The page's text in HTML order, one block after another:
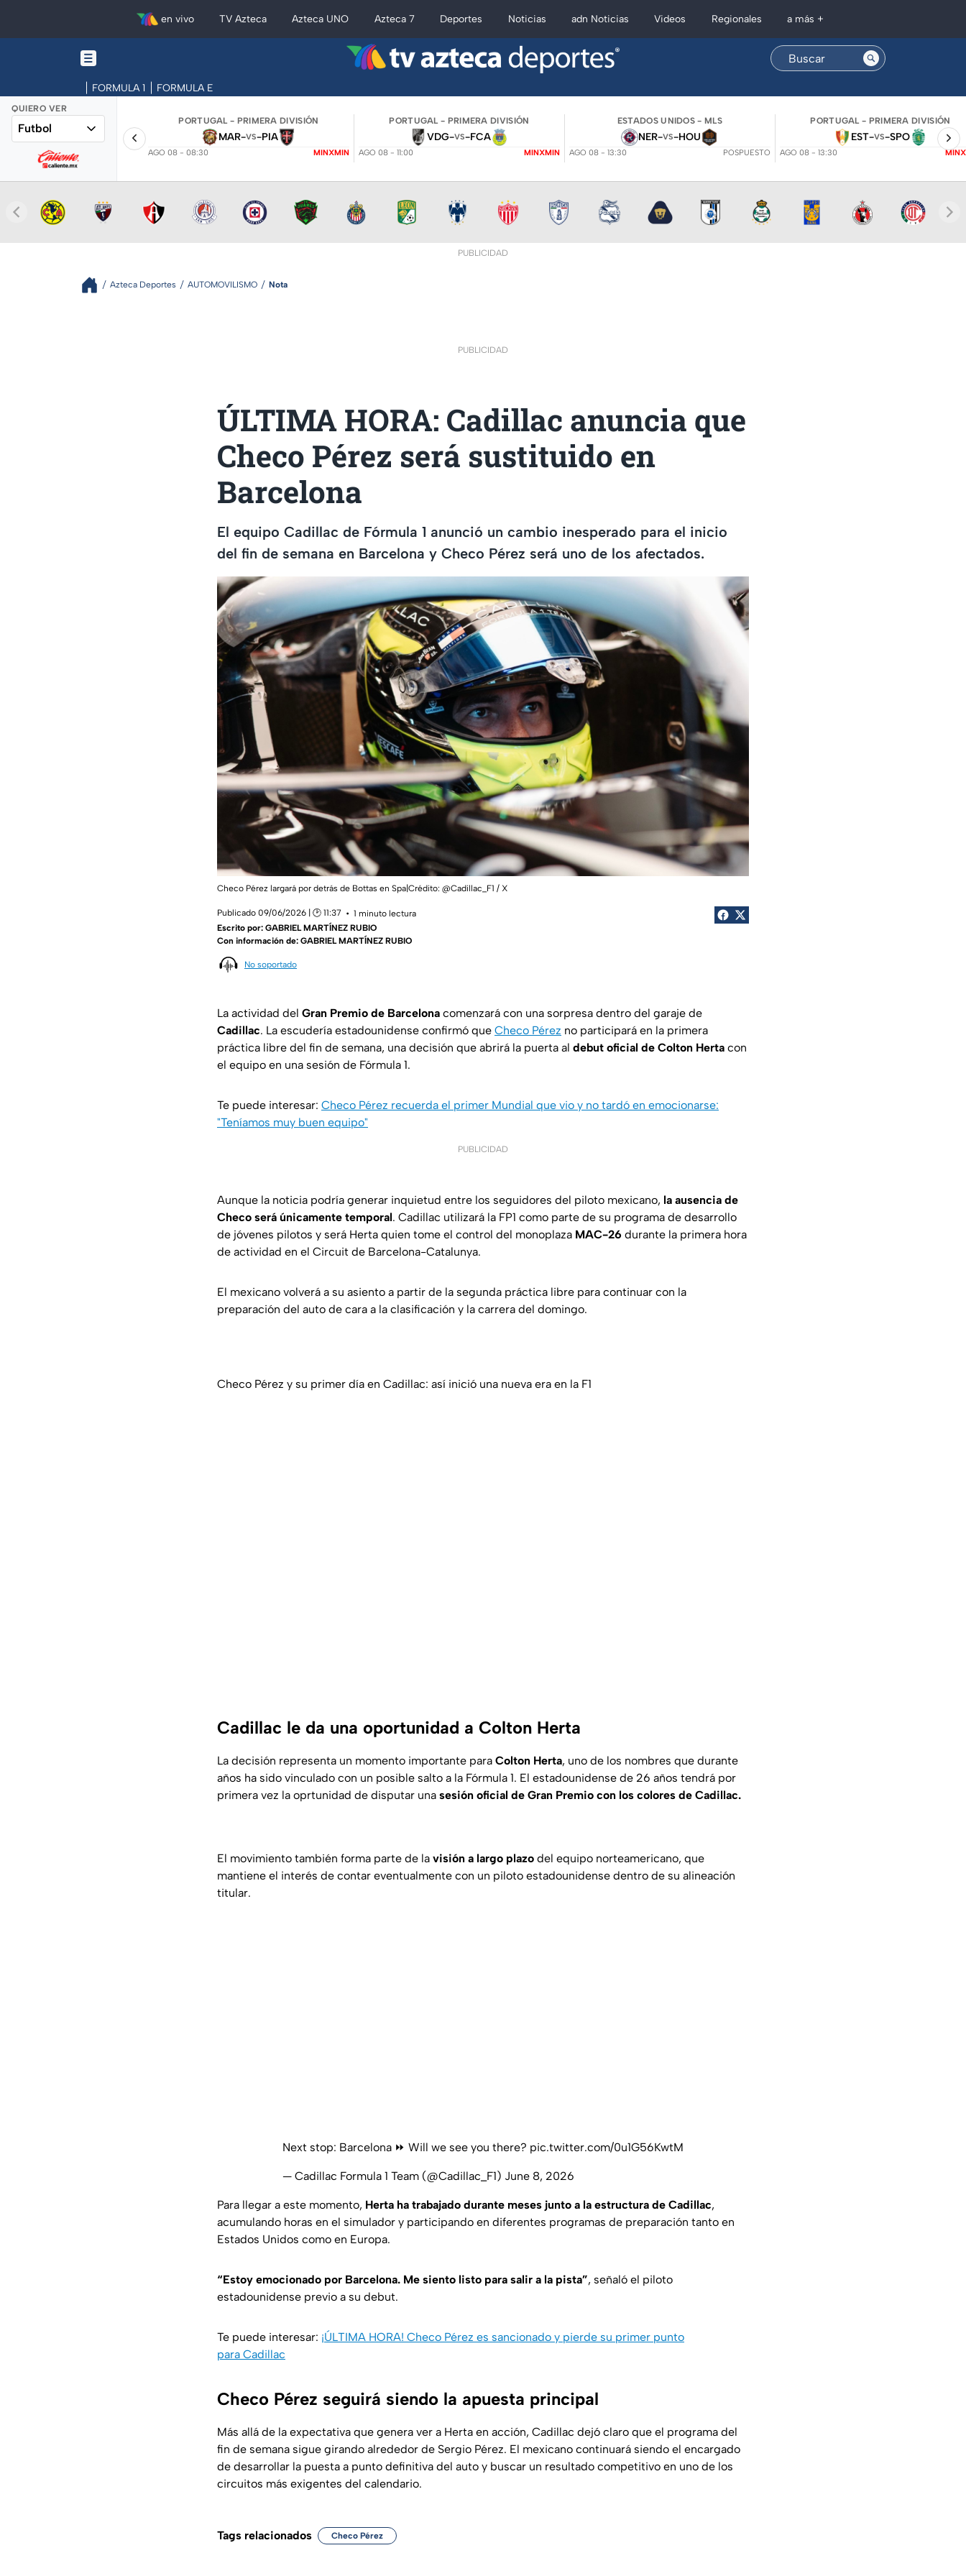
en vivo TV Azteca Azteca UNO Azteca 7 Deportes Noticias adn Noticias Videos Regionales a más +
FORMULA 1 FORMULA E
QUIERO VER
Futbol
PORTUGAL - PRIMERA DIVISIÓN
MAR-VS-PIA
AGO 08 - 08:30 MINXMIN
PORTUGAL - PRIMERA DIVISIÓN
VDG-VS-FCA
AGO 08 - 11:00 MINXMIN
ESTADOS UNIDOS - MLS
NER-VS-HOU
AGO 08 - 13:30 POSPUESTO
PORTUGAL - PRIMERA DIVISIÓN
EST-VS-SPO
AGO 08 - 13:30
PUBLICIDAD
Azteca Deportes AUTOMOVILISMO Nota
PUBLICIDAD
ÚLTIMA HORA: Cadillac anuncia que
Checo Pérez será sustituido en
Barcelona
El equipo Cadillac de Fórmula 1 anunció un cambio inesperado para el inicio
del fin de semana en Barcelona y Checo Pérez será uno de los afectados.
Checo Pérez largará por detrás de Bottas en Spa|Crédito: @Cadillac_F1 / X
Publicado 09/06/2026 | 🕑 11:37
1 minuto lectura
Escrito por: GABRIEL MARTÍNEZ RUBIO
Con información de: GABRIEL MARTÍNEZ RUBIO
No soportado
La actividad del Gran Premio de Barcelona comenzará con una sorpresa dentro del garaje de
Cadillac. La escudería estadounidense confirmó que Checo Pérez no participará en la primera
práctica libre del fin de semana, una decisión que abrirá la puerta al debut oficial de Colton Herta con
el equipo en una sesión de Fórmula 1.
Te puede interesar: Checo Pérez recuerda el primer Mundial que vio y no tardó en emocionarse:
"Teníamos muy buen equipo"
PUBLICIDAD
Aunque la noticia podría generar inquietud entre los seguidores del piloto mexicano, la ausencia de
Checo será únicamente temporal. Cadillac utilizará la FP1 como parte de su programa de desarrollo
de jóvenes pilotos y será Herta quien tome el control del monoplaza MAC-26 durante la primera hora
de actividad en el Circuit de Barcelona-Catalunya.
El mexicano volverá a su asiento a partir de la segunda práctica libre para continuar con la
preparación del auto de cara a la clasificación y la carrera del domingo.
Checo Pérez y su primer día en Cadillac: así inició una nueva era en la F1
Cadillac le da una oportunidad a Colton Herta
La decisión representa un momento importante para Colton Herta, uno de los nombres que durante
años ha sido vinculado con un posible salto a la Fórmula 1. El estadounidense de 26 años tendrá por
primera vez la oprtunidad de disputar una sesión oficial de Gran Premio con los colores de Cadillac.
El movimiento también forma parte de la visión a largo plazo del equipo norteamericano, que
mantiene el interés de contar eventualmente con un piloto estadounidense dentro de su alineación
titular.
Next stop: Barcelona ⏩️ Will we see you there? pic.twitter.com/0u1G56KwtM
— Cadillac Formula 1 Team (@Cadillac_F1) June 8, 2026
Para llegar a este momento, Herta ha trabajado durante meses junto a la estructura de Cadillac,
acumulando horas en el simulador y participando en diferentes programas de preparación tanto en
Estados Unidos como en Europa.
“Estoy emocionado por Barcelona. Me siento listo para salir a la pista”, señaló el piloto
estadounidense previo a su debut.
Te puede interesar: ¡ÚLTIMA HORA! Checo Pérez es sancionado y pierde su primer punto
para Cadillac
Checo Pérez seguirá siendo la apuesta principal
Más allá de la expectativa que genera ver a Herta en acción, Cadillac dejó claro que el programa del
fin de semana sigue girando alrededor de Sergio Pérez. El mexicano continuará siendo el encargado
de desarrollar la puesta a punto definitiva del auto y buscar un resultado competitivo en uno de los
circuitos más exigentes del calendario.
Tags relacionados Checo Pérez